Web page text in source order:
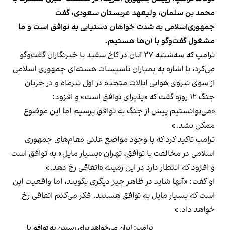
محمد بن سلمان، ولیعهد عربستان سعودی، گفت
جمهوری‌اسلامی به شدت خواهان دستیابی به توافق است و ما
مشغول گفت‌و‌گو با آن‌ها هستیم.
ترامپ که سه‌شنبه ۲۷ آبان در کاخ سفید با خبرنگاران گفت‌وگو
می‌کرد، با اشاره به بمباران تاسیسات هسته‌ای جمهوری اسلامی
از سوی نیروی هوایی ایالات متحده در اول تیرماه و در جریان
جنگ ۱۲ روزه گفت که «پذیرای توافق است» و افزود:
«می‌توانستیم پیش از جنگ به توافق برسیم اما این موضوع
ممکن نشد.»
ترامپ تاکید کرد که با وجود مواضع علنی مقام‌های جمهوری
اسلامی در مخالفت با توافق، تهران «بسیار مایل» به توافق است
و افزود که انتظار دارد در این زمینه «اتفاقی رخ دهد.»
او گفت: «آنها شاید در ظاهر چیز دیگری بگویند، اما واقعیت این
است که بسیار مایل به توافق هستند. فکر می‌کنم اتفاقی رخ
خواهد داد.»